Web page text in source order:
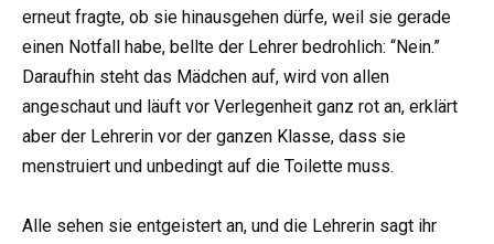
erneut fragte, ob sie hinausgehen dürfe, weil sie gerade
einen Notfall habe, bellte der Lehrer bedrohlich: “Nein.”
Daraufhin steht das Mädchen auf, wird von allen
angeschaut und läuft vor Verlegenheit ganz rot an, erklärt
aber der Lehrerin vor der ganzen Klasse, dass sie
menstruiert und unbedingt auf die Toilette muss.
Alle sehen sie entgeistert an, und die Lehrerin sagt ihr